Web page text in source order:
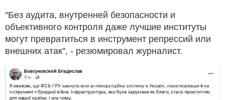
"Без аудита, внутренней безопасности и
объективного контроля даже лучшие институты
могут превратиться в инструмент репрессий или
внешних атак", - резюмировал журналист.